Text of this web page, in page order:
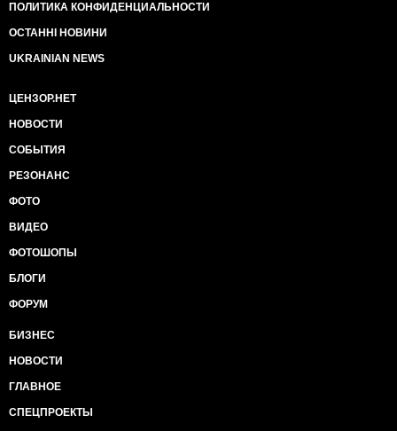
ПОЛИТИКА КОНФИДЕНЦИАЛЬНОСТИ
ОСТАННІ НОВИНИ
UKRAINIAN NEWS
ЦЕНЗОР.НЕТ
НОВОСТИ
СОБЫТИЯ
РЕЗОНАНС
ФОТО
ВИДЕО
ФОТОШОПЫ
БЛОГИ
ФОРУМ
БИЗНЕС
НОВОСТИ
ГЛАВНОЕ
СПЕЦПРОЕКТЫ